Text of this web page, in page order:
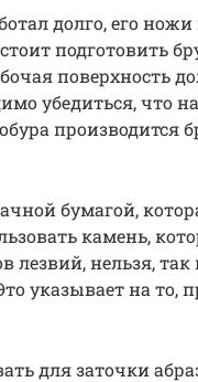
долго, его
подготовить
поверхность
убедиться, что
производится
бумагой,
камень,
лезвий, нельзя,
указывает на то,
для заточки